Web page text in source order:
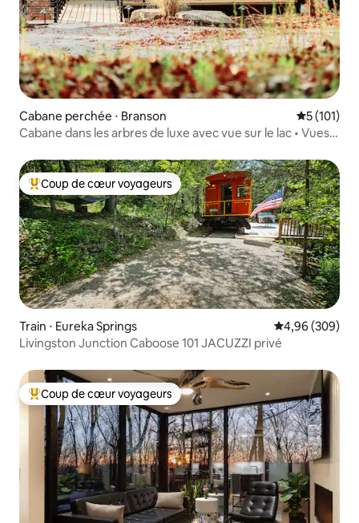
Cabane perchée ⋅ Branson Évaluation
5 (101)
Cabane dans les arbres de luxe avec vue sur le lac • Vues
Coups de cœur voyageurs les plus appréciés
Coup de cœur voyageurs
Train ⋅ Eureka Springs Évaluation
4,96 (309)
Livingston Junction Caboose 101 JACUZZI privé
Coups de cœur voyageurs les plus appréciés
Coup de cœur voyageurs